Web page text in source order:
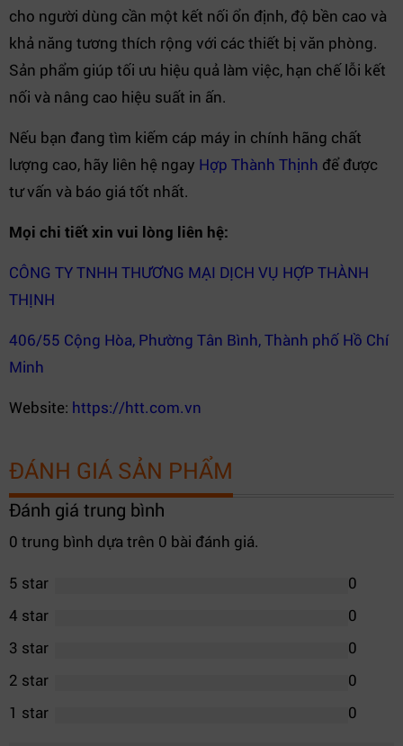
cho người dùng cần một kết nối ổn định, độ bền cao và
khả năng tương thích rộng với các thiết bị văn phòng.
Sản phẩm giúp tối ưu hiệu quả làm việc, hạn chế lỗi kết
nối và nâng cao hiệu suất in ấn.
Nếu bạn đang tìm kiếm cáp máy in chính hãng chất
lượng cao, hãy liên hệ ngay Hợp Thành Thịnh để được
tư vấn và báo giá tốt nhất.
Mọi chi tiết xin vui lòng liên hệ:
CÔNG TY TNHH THƯƠNG MẠI DỊCH VỤ HỢP THÀNH
THỊNH
406/55 Cộng Hòa, Phường Tân Bình, Thành phố Hồ Chí
Minh
Website: https://htt.com.vn
ĐÁNH GIÁ SẢN PHẨM
Đánh giá trung bình
0 trung bình dựa trên 0 bài đánh giá.
5 star
0
4 star
0
3 star
0
2 star
0
1 star
0